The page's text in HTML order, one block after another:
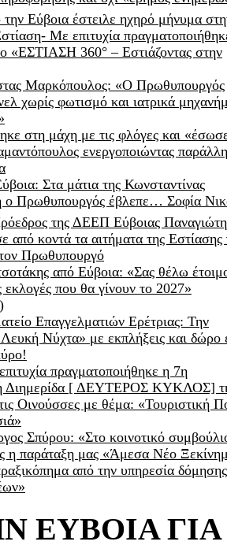
Εύβοια έστειλε ηχηρό μήνυμα
Με επιτυχία
«ΕΣΤΙΑΣΗ 360° – Εστιάζοντας στην
Μαρκόπουλος: «Ο Πρωθυπουργός
χωρίς φωτισμό και ιατρικά
στη μάχη με τις φλόγες και
ενεργοποιώντας
Στα μάτια της Κωνσταντίνας
Πρωθυπουργός έβλεπε… Σοφία
της ΔΕΕΠ Εύβοιας
από κοντά τα αιτήματα της Εστίασης
Πρωθυπουργό
από Εύβοια: «Σας θέλω
εκλογές που θα γίνουν το 2027»
Επαγγελματιών Ερέτριας: Την
Νύχτα» με εκπλήξεις και δώρο
πραγματοποιήθηκε η 7η
Διημερίδα [ ΔEYΤΕΡΟΣ ΚΥΚΛΟΣ]
Οινούσσες με θέμα: «Τουριστική
Σπύρου: «Στο κοινοτικό
η παράταξη μας «Άμεσα Νέο
από την υπηρεσία
ΕΥΒΟΙΑ